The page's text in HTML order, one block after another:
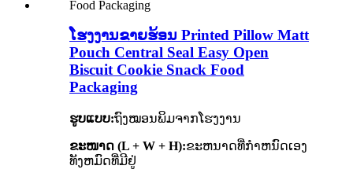
ໂຮງງານຂາຍຮ້ອນ Printed Pillow Matt
Pouch Central Seal Easy Open
Biscuit Cookie Snack Food
Packaging
ຮູບແບບ:ຖົງໝອນພິມຈາກໂຮງງານ
ຂະໜາດ (L + W + H):ຂະຫນາດທີ່ກໍາຫນົດເອງ
ທັງຫມົດທີ່ມີຢູ່